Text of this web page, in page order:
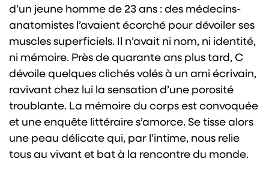
d’un jeune homme de 23 ans : des médecins-
anato­mistes l’avaient écorché pour dévoiler ses
muscles superficiels. Il n’avait ni nom, ni identité,
ni mémoire. Près de quarante ans plus tard, C
dévoile quelques clichés volés à un ami écrivain,
ravivant chez lui la sensation d’une porosité
troublante. La mémoire du corps est convoquée
et une enquête littéraire s’amorce. Se tisse alors
une peau délicate qui, par l’intime, nous relie
tous au vivant et bat à la ren­contre du monde.